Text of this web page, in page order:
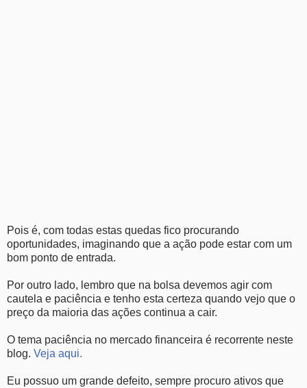
Pois é, com todas estas quedas fico procurando
oportunidades, imaginando que a ação pode estar com um
bom ponto de entrada.
Por outro lado, lembro que na bolsa devemos agir com
cautela e paciência e tenho esta certeza quando vejo que o
preço da maioria das ações continua a cair.
O tema paciência no mercado financeira é recorrente neste
blog. Veja aqui.
Eu possuo um grande defeito, sempre procuro ativos que